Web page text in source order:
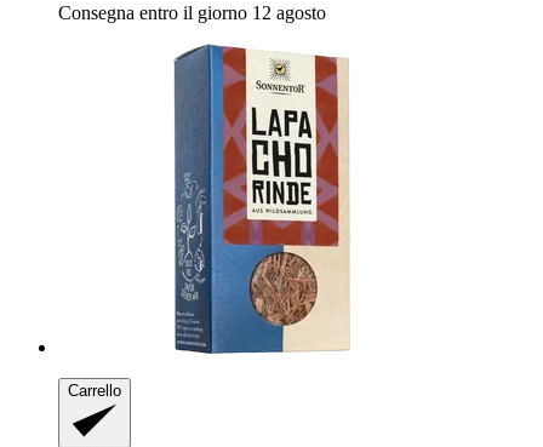
Consegna entro il giorno 12 agosto
Carrello